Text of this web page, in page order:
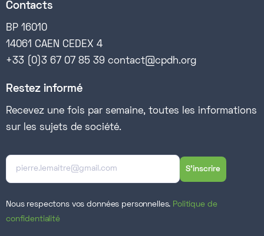
Contacts
BP 16010
14061 CAEN CEDEX 4
+33 (0)3 67 07 85 39 contact@cpdh.org
Restez informé
Recevez une fois par semaine, toutes les informations
sur les sujets de société.
Nous respectons vos données personnelles. Politique de
confidentialité